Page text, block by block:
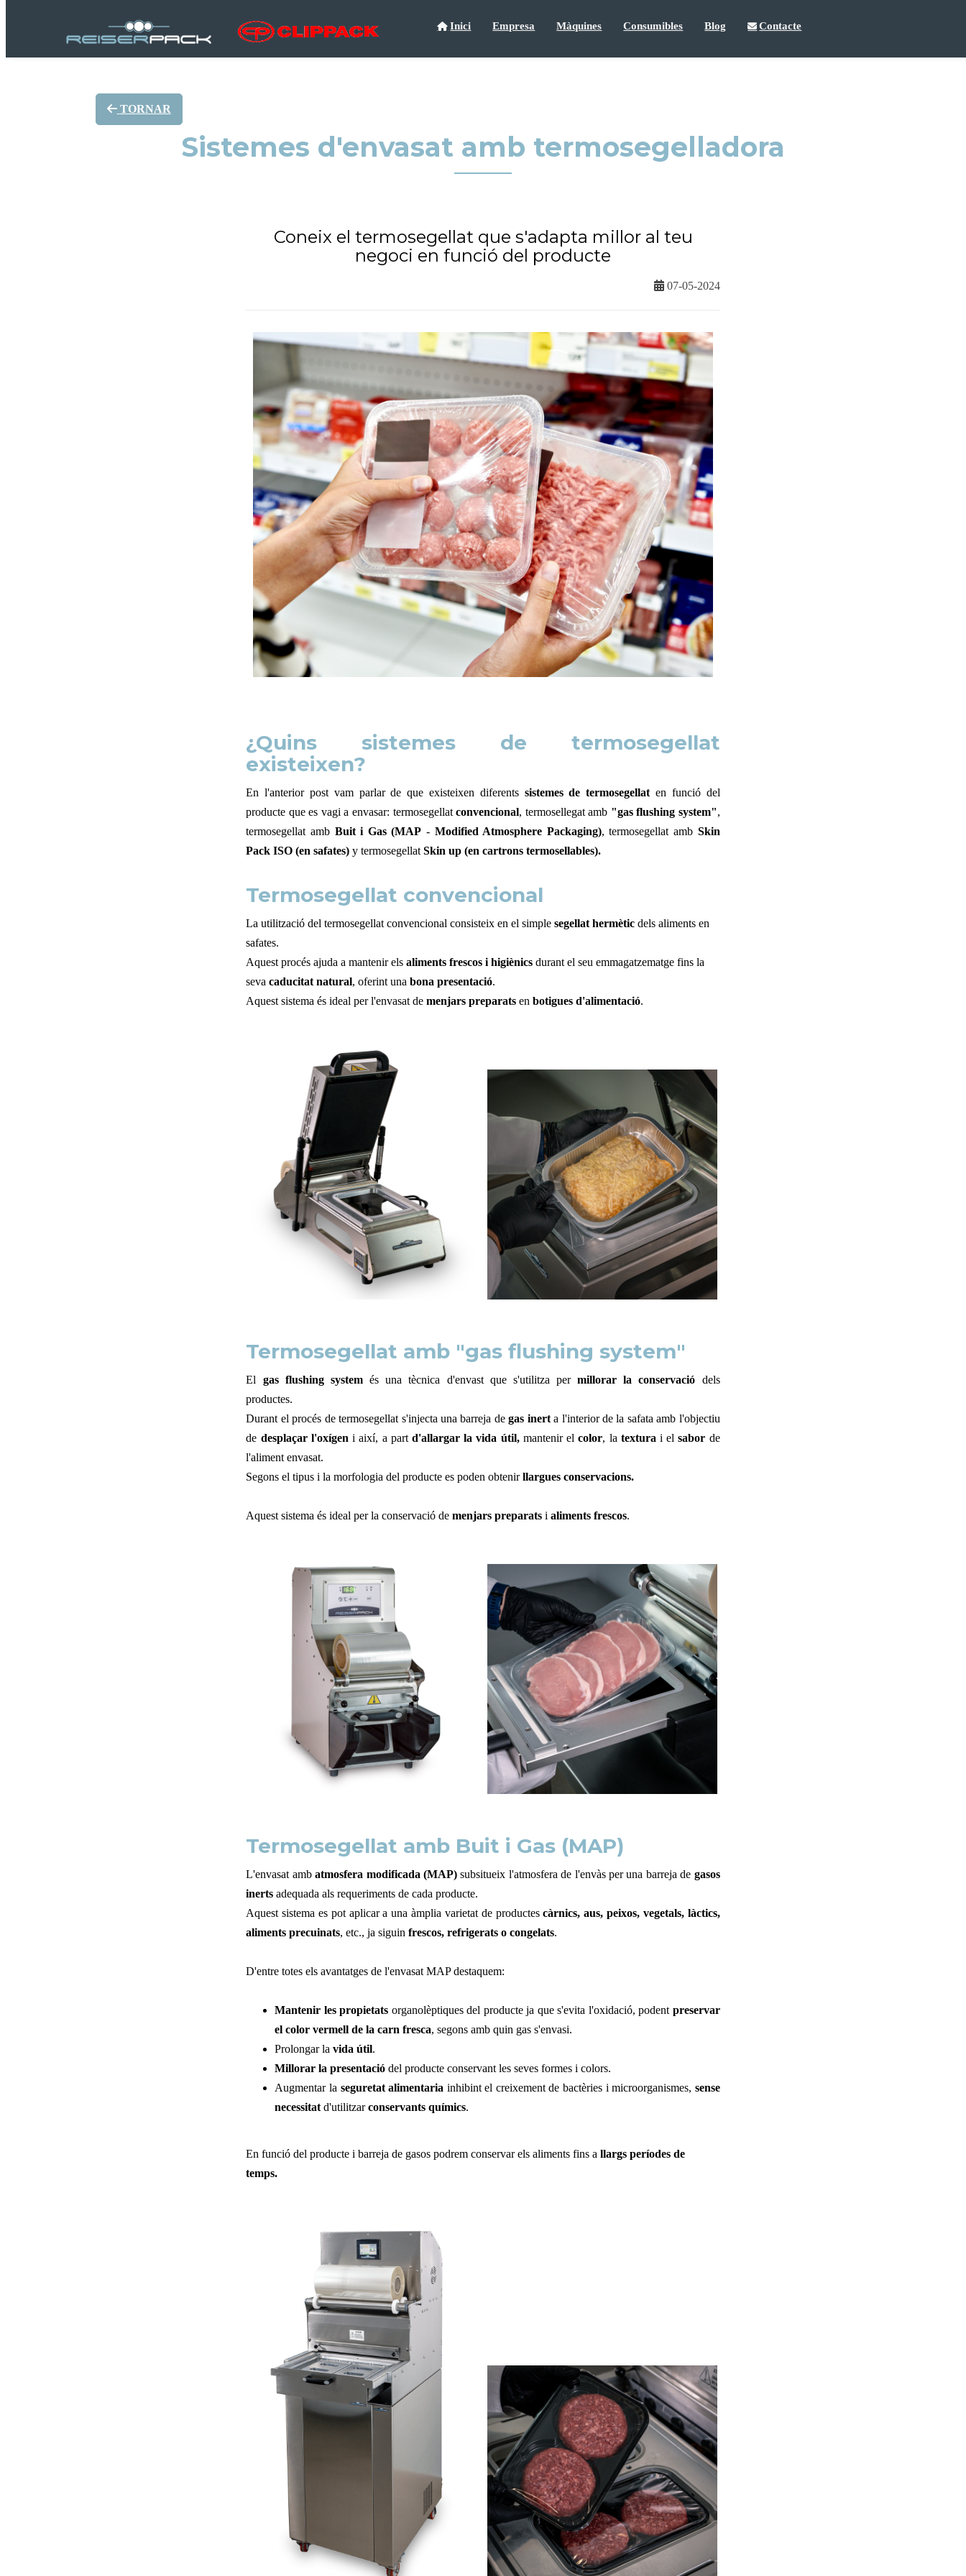
Inici Empresa Màquines Consumibles Blog Contacte
Sistemes d'envasat amb termosegelladora
TORNAR
Coneix el termosegellat que s'adapta millor al teu
negoci en funció del producte
07-05-2024
¿Quins sistemes de termosegellat
existeixen?
En l'anterior post vam parlar de que existeixen diferents sistemes de termosegellat en funció del
producte que es vagi a envasar: termosegellatconvencional, termosellegat amb "gas flushing system",
termosegellat amb Buit i Gas (MAP - Modified Atmosphere Packaging), termosegellat amb Skin
Pack ISO (en safates) y termosegellatSkin up (en cartrons termosellables).
Termosegellat convencional
La utilització del termosegellat convencional consisteix en el simplesegellat hermètic dels aliments en
safates.
Aquest procés ajuda a mantenir elsaliments frescos i higiènics durant el seu emmagatzematge fins la
sevacaducitat natural, oferint unabona presentació.
Aquest sistema és ideal per l'envasat demenjars preparats enbotigues d'alimentació.
Termosegellat amb "gas flushing system"
El gas flushing systemés una tècnica d'envast que s'utilitza permillorar la conservació dels
productes.
Durant el procés de termosegellat s'injecta una barreja degas inerta l'interior de la safata amb l'objectiu
de desplaçar l'oxígen i així, a part d'allargar la vida útil,mantenir elcolor, la textura i elsabor de
l'aliment envasat.
Segons el tipus i la morfologia del producte es poden obtenirllargues conservacions.
Aquest sistema és ideal per la conservació demenjars preparats ialiments frescos.
Termosegellat amb Buit i Gas (MAP)
L'envasat ambatmosfera modificada (MAP) subsitueix l'atmosfera de l'envàs per una barreja de gasos
inerts adequada als requeriments de cada producte.
Aquest sistema es pot aplicar a una àmplia varietat de productescàrnics, aus, peixos, vegetals, làctics,
aliments precuinats, etc., ja siguin frescos, refrigerats o congelats.
D'entre totes els avantatges de l'envasat MAP destaquem:
Mantenir les propietats organolèptiques del producte ja que s'evita l'oxidació, podent preservar
el color vermell de la carn fresca, segons amb quin gas s'envasi.
Prolongar lavida útil.
Millorar la presentaciódel producte conservant les seves formes i colors.
Augmentar la seguretat alimentaria inhibint el creixement de bactèries i microorganismes, sense
necessitat d'utilitzarconservants químics.
En funció del producte i barreja de gasos podrem conservar els aliments fins allargs períodes de
temps.